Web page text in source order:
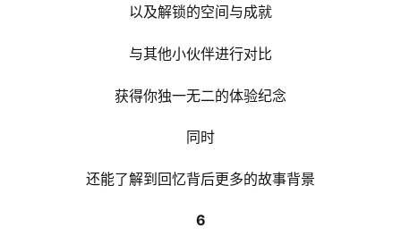
以及解锁的空间与成就
与其他小伙伴进行对比
获得你独一无二的体验纪念
同时
还能了解到回忆背后更多的故事背景
6